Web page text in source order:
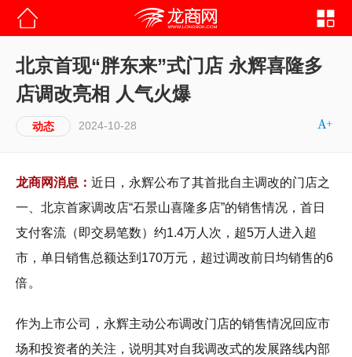
北京首现“胖东来”式门店 永辉喜隆多
店调改亮相 人气火爆
动态 2024-10-28
龙商网消息： 近日，永辉公布了其首批自主调改的门店之
一、北京首家调改店“石景山喜隆多店”的销售情况，首日
支付客流（即交易笔数）约1.4万人次，超5万人进入超
市，单日销售总额达到170万元，超过调改前日均销售的6
倍。
作为上市公司，永辉主动公布调改门店的销售情况回应市
场和投资者的关注，说明其对自我调改式的发展路线内部